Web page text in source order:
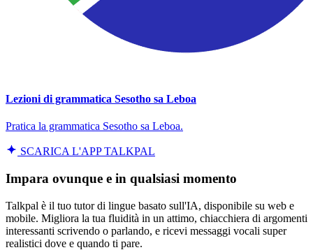
Lezioni di grammatica Sesotho sa Leboa
Pratica la grammatica Sesotho sa Leboa.
SCARICA L'APP TALKPAL
Impara ovunque e in qualsiasi momento
Talkpal è il tuo tutor di lingue basato sull'IA, disponibile su web e
mobile. Migliora la tua fluidità in un attimo, chiacchiera di argomenti
interessanti scrivendo o parlando, e ricevi messaggi vocali super
realistici dove e quando ti pare.